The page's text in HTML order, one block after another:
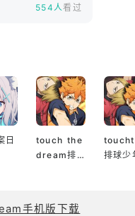
条款与个人信息保
554人看过
日
touch the
dream排
排球少
手机版下载